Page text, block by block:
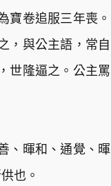
寶卷追服三年喪。
，與公主語，常自
世隆逼之。公主罵
、暉和、通覺、暉
也。